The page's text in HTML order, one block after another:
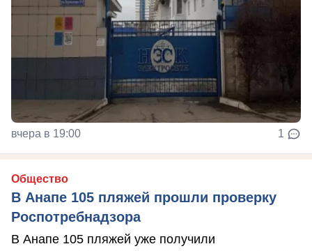
вчера в 19:00 1
Общество
В Анапе 105 пляжей прошли проверку
Роспотребнадзора
В Анапе 105 пляжей уже получили